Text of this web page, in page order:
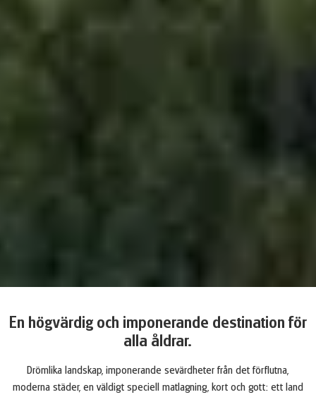
En högvärdig och imponerande destination för
alla åldrar.
Drömlika landskap, imponerande sevärdheter från det förflutna,
moderna städer, en väldigt speciell matlagning, kort och gott: ett land